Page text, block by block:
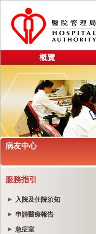
概覽
病友中心
服務指引
入院及住院須知
申請醫療報告
急症室